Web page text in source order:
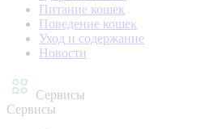
Питание кошек
Поведение кошек
Уход и содержание
Новости
Сервисы
Сервисы